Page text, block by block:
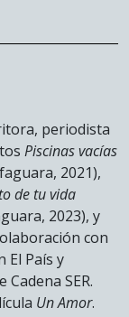
periodista
Piscinas vacías
2021),
de tu vida
2023), y
con
El País y
SER.
Un Amor.